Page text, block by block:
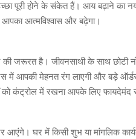
पूरी होने के संकेत हैं। आय बढ़ाने का
आपका आत्मविश्वास और बढ़ेगा।
जरूरत है। जीवनसाथी के साथ छोटी
में आपकी मेहनत रंग लाएगी और बड़े
को कंट्रोल में रखना आपके लिए फायदेमंद
घर में किसी शुभ या मांगलिक